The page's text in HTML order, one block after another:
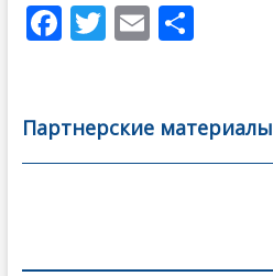
F
b
o
T
er
E
l
О
а
в
Партнерские материалы